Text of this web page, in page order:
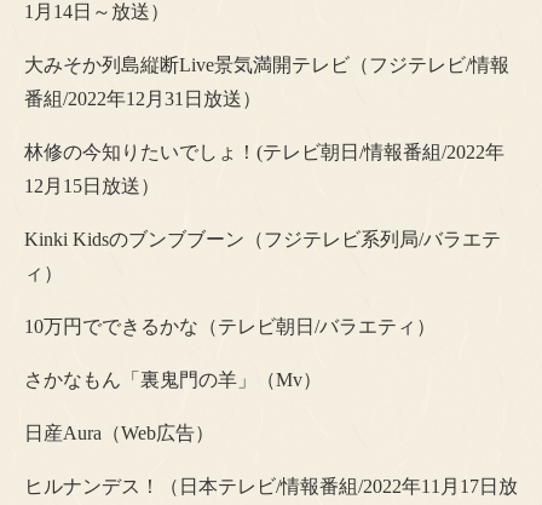
1月14日～放送）
大みそか列島縦断Live景気満開テレビ（フジテレビ/情報
番組/2022年12月31日放送）
林修の今知りたいでしょ！(テレビ朝日/情報番組/2022年
12月15日放送）
Kinki Kidsのブンブブーン（フジテレビ系列局/バラエテ
ィ）
10万円でできるかな（テレビ朝日/バラエティ）
さかなもん「裏鬼門の羊」（Mv）
日産Aura（Web広告）
ヒルナンデス！（日本テレビ/情報番組/2022年11月17日放